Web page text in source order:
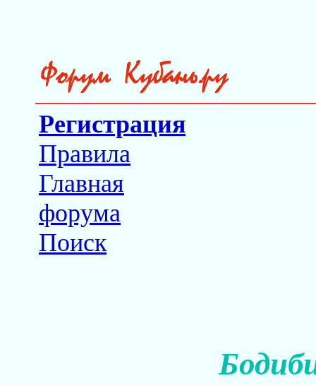
Регистрация
Правила
Главная
форума
Поиск